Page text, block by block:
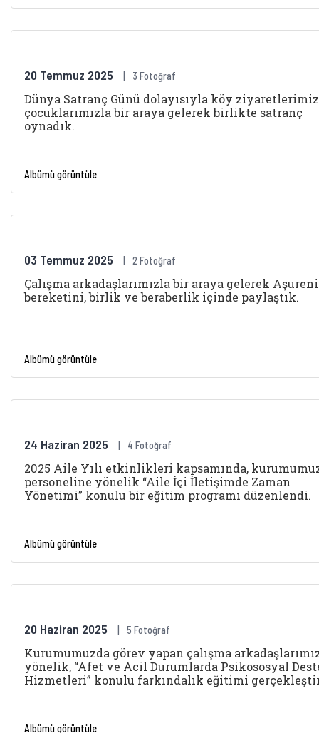
20 Temmuz 2025 3 Fotoğraf
Dünya Satranç Günü dolayısıyla köy
çocuklarımızla bir araya gelerek birlikte satranç
oynadık.
Albümü görüntüle
03 Temmuz 2025 2 Fotoğraf
Çalışma arkadaşlarımızla bir araya gelerek
bereketini, birlik ve beraberlik içinde paylaştık.
Albümü görüntüle
24 Haziran 2025 4 Fotoğraf
2025 Aile Yılı etkinlikleri kapsamında,
personeline yönelik “Aile İçi İletişimde Zaman
Yönetimi” konulu bir eğitim programı düzenlendi.
Albümü görüntüle
20 Haziran 2025 5 Fotoğraf
Kurumumuzda görev yapan çalışma
yönelik, “Afet ve Acil Durumlarda Psikososyal
Hizmetleri” konulu farkındalık eğitimi
Albümü görüntüle